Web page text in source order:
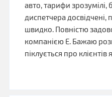
авто, тарифи зрозумілі,
диспетчера
швидко. Повністю
компанією Е. Бажаю
піклується про клієнтів